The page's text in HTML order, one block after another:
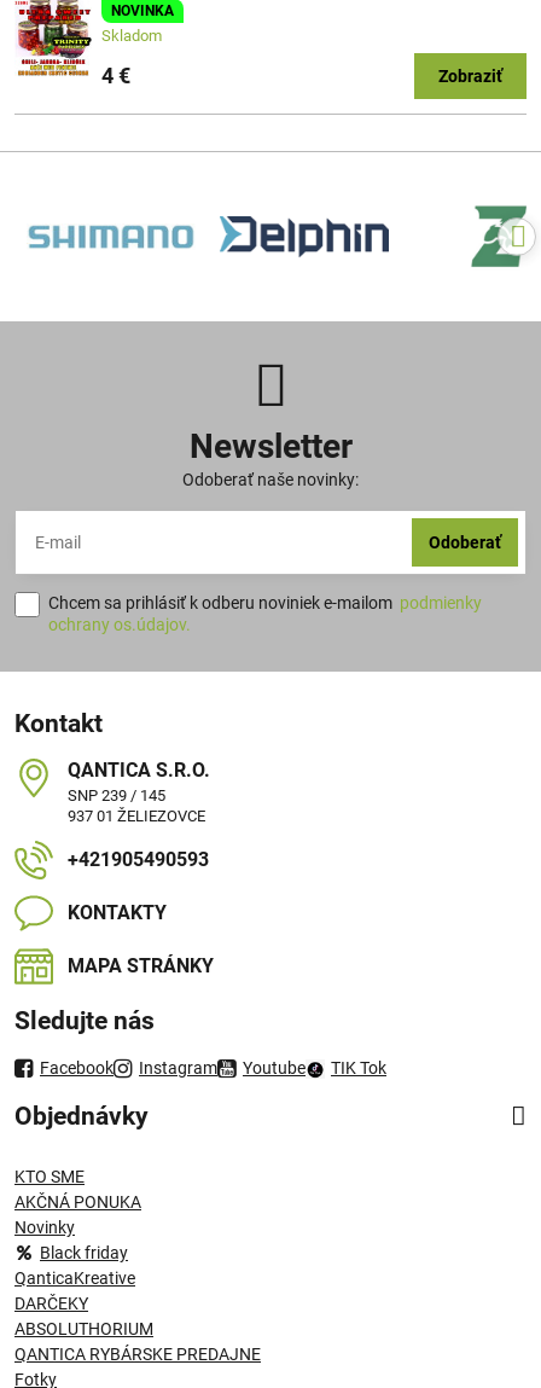
NOVINKA
Skladom
4 € Zobraziť
Newsletter
Odoberať naše novinky:
Odoberať
Chcem sa prihlásiť k odberu noviniek e-mailom podmienky
ochrany os.údajov.
Kontakt
QANTICA S​.R​.O​.
SNP 239 / 145
937 01 ŽELIEZOVCE
+421905490593
KONTAKTY
MAPA STRÁNKY
Sledujte nás
Facebook Instagram Youtube TIK Tok
Objednávky
KTO SME
AKČNÁ PONUKA
Novinky
Black friday
QanticaKreative
DARČEKY
ABSOLUTHORIUM
QANTICA RYBÁRSKE PREDAJNE
Fotky